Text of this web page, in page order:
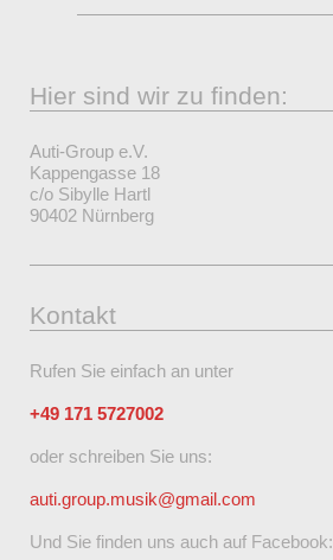
Hier sind wir zu finden:
Auti-Group e.V.
Kappengasse 18
c/o Sibylle Hartl
90402 Nürnberg
Kontakt
Rufen Sie einfach an unter
+49 171 5727002
oder schreiben Sie uns:
auti.group.musik@gmail.com
Und Sie finden uns auch auf Facebook: